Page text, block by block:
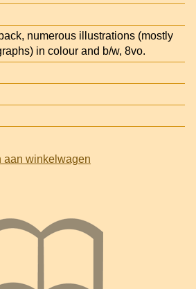
numerous illustrations (mostly
in colour and b/w, 8vo.
aan winkelwagen